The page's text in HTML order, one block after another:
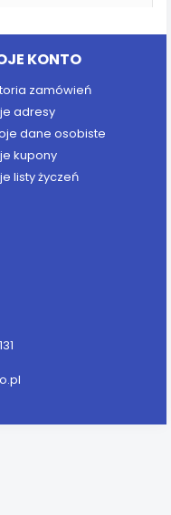
KONTO
zamówień
adresy
dane osobiste
kupony
listy życzeń